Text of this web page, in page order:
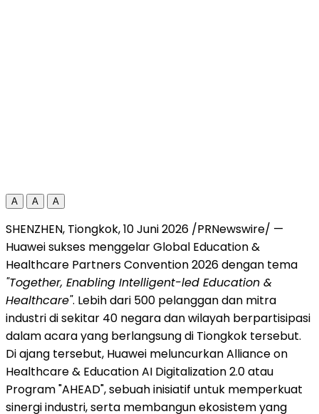
A A A
SHENZHEN, Tiongkok, 10 Juni 2026 /PRNewswire/ —
Huawei sukses menggelar Global Education &
Healthcare Partners Convention 2026 dengan tema
"Together, Enabling Intelligent-led Education &
Healthcare". Lebih dari 500 pelanggan dan mitra
industri di sekitar 40 negara dan wilayah berpartisipasi
dalam acara yang berlangsung di Tiongkok tersebut.
Di ajang tersebut, Huawei meluncurkan Alliance on
Healthcare & Education AI Digitalization 2.0 atau
Program "AHEAD", sebuah inisiatif untuk memperkuat
sinergi industri, serta membangun ekosistem yang